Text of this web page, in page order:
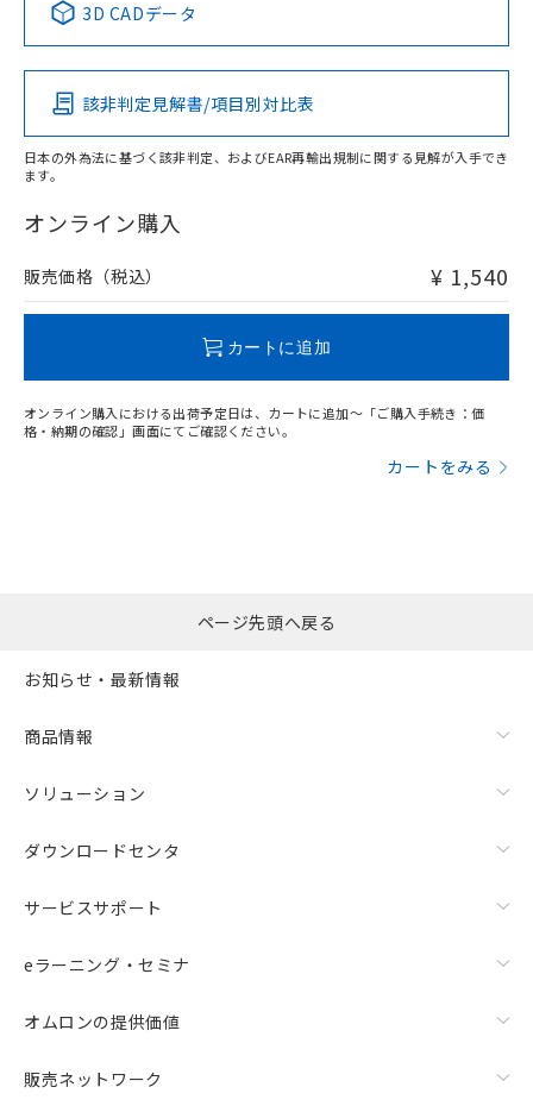
Pb Hg Cd Cr(VI)
O
在庫等で未対応品が混在する可能性があります。
問い合わせください。
この製品の規格認証/適合状況ページへ
その他の認証はこちらのページからご検索ください
3D CADデータ
該非判定見解書/項目別対比表
日本の外為法に基づく該非判定、およびEAR再輸出規制に関する見解が入手でき
ます。
オンライン購入
販売価格（税込） ¥ 1,540
カートに追加
オンライン購入における出荷予定日は、カートに追加～「ご購入手続き：価
格・納期の確認」画面にてご確認ください。
カートをみる
ページ先頭へ戻る
お知らせ・最新情報
商品情報
ソリューション
ダウンロードセンタ
サービスサポート
eラーニング・セミナ
オムロンの提供価値
販売ネットワーク